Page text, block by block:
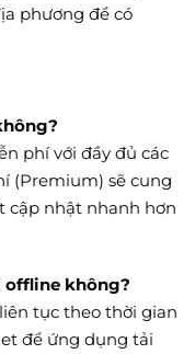
phương để có
phí với đầy đủ các
(Premium) sẽ cung
cập nhật nhanh hơn
offline không?
tục theo thời gian
để ứng dụng tải